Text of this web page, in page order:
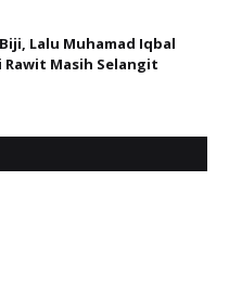
Lalu Muhamad Iqbal
Rawit Masih Selangit